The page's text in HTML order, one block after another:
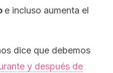
e incluso aumenta el
dice que debemos
y después de